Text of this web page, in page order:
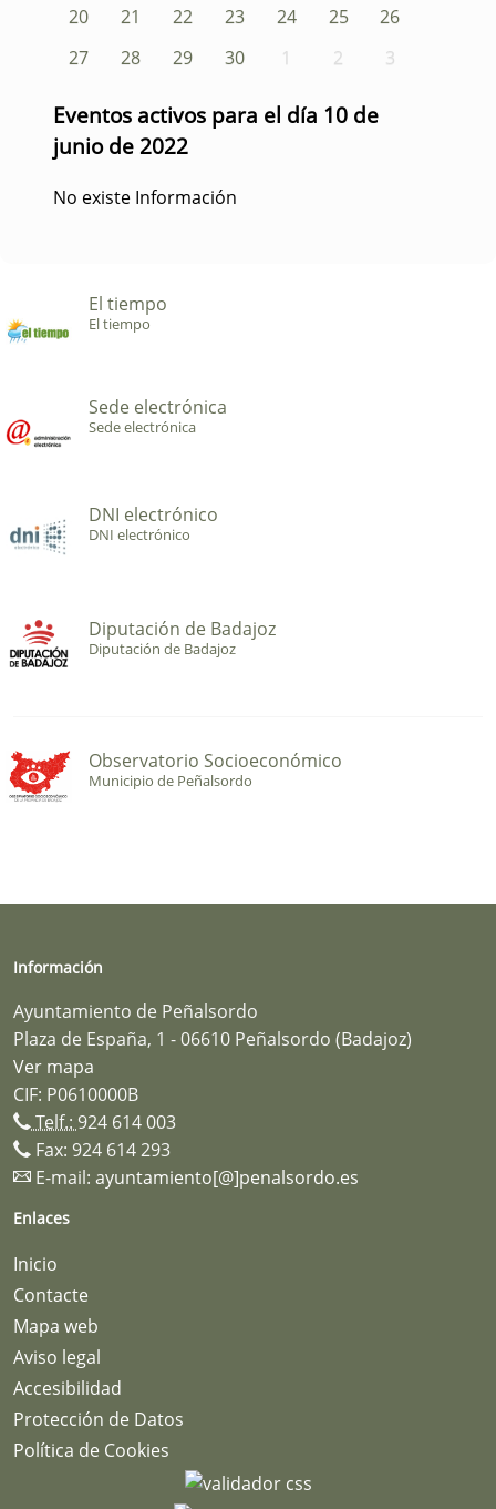
20
21 22 23 24 25
26
27
28 29 30 1 2 3
Eventos activos para el día 10 de
junio de 2022
No existe Información
El tiempo
El tiempo
Sede electrónica
Sede electrónica
DNI electrónico
DNI electrónico
Diputación de Badajoz
Diputación de Badajoz
Observatorio Socioeconómico
Municipio de Peñalsordo
Información
Ayuntamiento de Peñalsordo
Plaza de España, 1 - 06610 Peñalsordo (Badajoz)
Ver mapa
CIF: P0610000B
Telf.: 924 614 003
Fax: 924 614 293
E-mail: ayuntamiento[@]penalsordo.es
Enlaces
Inicio
Contacte
Mapa web
Aviso legal
Accesibilidad
Protección de Datos
Política de Cookies